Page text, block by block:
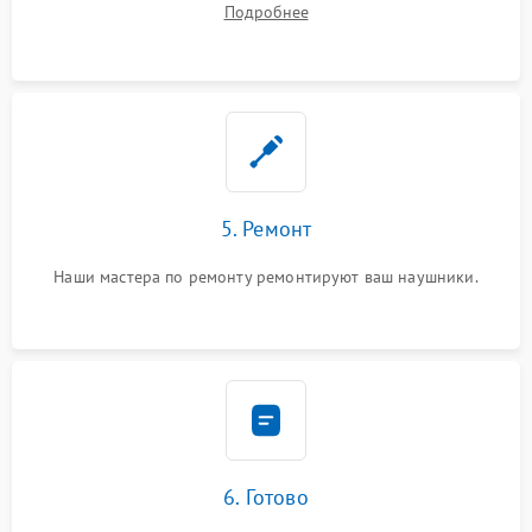
Подробнее
5. Ремонт
Наши мастера по ремонту ремонтируют ваш наушники.
6. Готово